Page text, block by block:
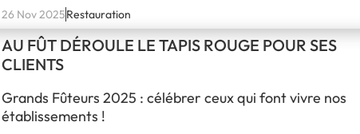
26 Nov 2025Restauration
AU FÛT DÉROULE LE TAPIS ROUGE POUR SES
CLIENTS
Grands Fûteurs 2025 : célébrer ceux qui font vivre nos
établissements !